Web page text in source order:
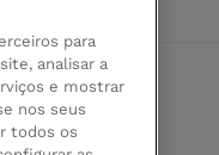
para
analisar a
e mostrar
nos seus
todos os